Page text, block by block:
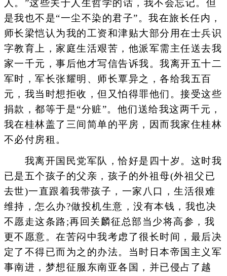
人。”这些关于人生哲学的话，我不会忘记。但
是我也不是“一尘不染的君子”。我在旅长任内，
师长梁恺认为我的工资和津贴大部分用在士兵识
字教育上，家庭生活艰苦，他派军需主任送去我
家一千元，事后他才写信告诉我。我离开五十二
军时，军长张耀明、师长覃异之，各给我五百
元，我当时想拒收，但又怕得罪他们。接受这些
捐款，都等于是“分赃”。他们送给我这两千元，
我在桂林盖了三间简单的平房，因而我家住桂林
不必付房租。
我离开国民党军队，恰好是四十岁。这时我
已是五个孩子的父亲，孩子的外祖母(外祖父已
去世)一直跟着我带孩子，一家八口，生活很难
维持，怎么办?做投机生意，没有本钱，我也决
不愿走这条路;再回关麟征总部当少将高参，我
更不愿意。在苦闷中我考虑了很长时间，最后决
定了不得已而为之的办法。当时日本帝国主义军
事南进，梦想征服东南亚各国，并已侵占了越